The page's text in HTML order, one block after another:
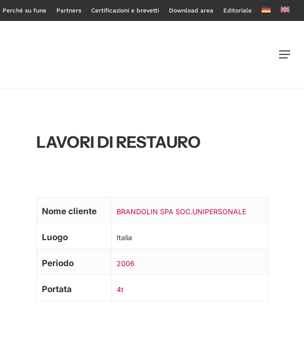
Perché su fune Partners Certificazioni e brevetti Download area Editoriale
Menu
LAVORI DI RESTAURO
Nome cliente BRANDOLIN SPA SOC.UNIPERSONALE
Luogo Italia
Periodo 2006
Portata 4t